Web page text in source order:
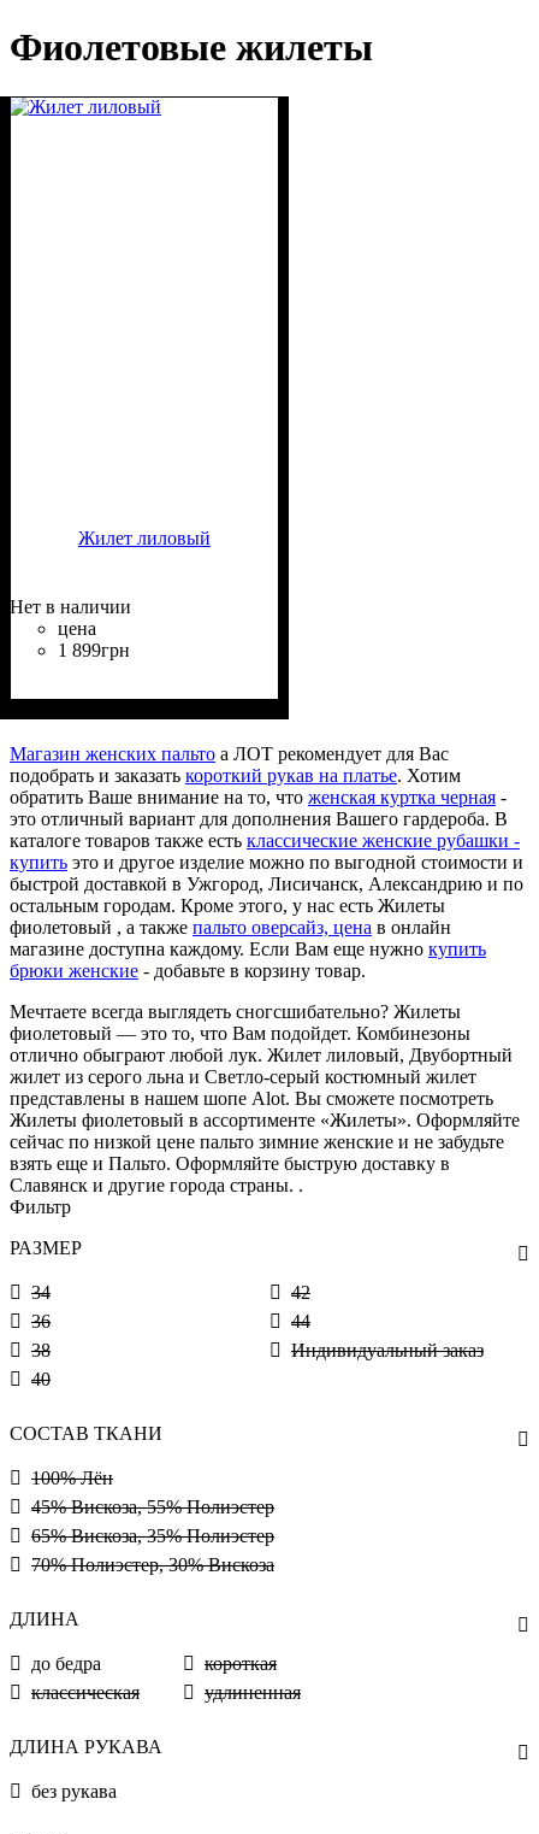
Фиолетовые жилеты
Жилет лиловый
Нет в наличии
цена
1 899грн
Магазин женских пальто а ЛОТ рекомендует для Вас
подобрать и заказать короткий рукав на платье. Хотим
обратить Ваше внимание на то, что женская куртка черная -
это отличный вариант для дополнения Вашего гардероба. В
каталоге товаров также есть классические женские рубашки -
купить это и другое изделие можно по выгодной стоимости и
быстрой доставкой в Ужгород, Лисичанск, Александрию и по
остальным городам. Кроме этого, у нас есть Жилеты
фиолетовый , а также пальто оверсайз, цена в онлайн
магазине доступна каждому. Если Вам еще нужно купить
брюки женские - добавьте в корзину товар.
Мечтаете всегда выглядеть сногсшибательно? Жилеты
фиолетовый — это то, что Вам подойдет. Комбинезоны
отлично обыграют любой лук. Жилет лиловый, Двубортный
жилет из серого льна и Светло-серый костюмный жилет
представлены в нашем шопе Alot. Вы сможете посмотреть
Жилеты фиолетовый в ассортименте «Жилеты». Оформляйте
сейчас по низкой цене пальто зимние женские и не забудьте
взять еще и Пальто. Оформляйте быструю доставку в
Славянск и другие города страны. .
Фильтр
РАЗМЕР
34
36
38
40
42
44
Индивидуальный заказ
СОСТАВ ТКАНИ
100% Лён
45% Вискоза, 55% Полиэстер
65% Вискоза, 35% Полиэстер
70% Полиэстер, 30% Вискоза
ДЛИНА
до бедра
классическая
короткая
удлиненная
ДЛИНА РУКАВА
без рукава